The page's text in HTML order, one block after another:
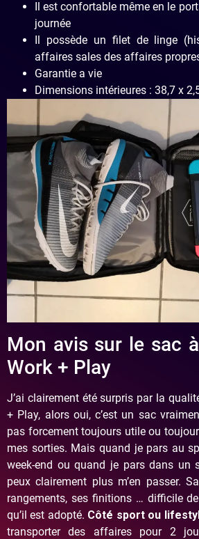
Il est confortable même en le
journée
Il possède un filet de linge
affaires sales des affaires
Garantie a vie
Dimensions intérieures : 38,7 x
Mon avis sur le sac
Work + Play
J’ai clairement été surpris par la
+ Play, alors oui, c’est un sac
pas forcement toujours utile ou
mes sorties. Mais quand je pars au
week-end ou quand je pars dans un
peux clairement plus m’en passer.
rangements, ses finitions … difficile
qu’il est adopté. Côté sport ou
transporter des affaires pour 2